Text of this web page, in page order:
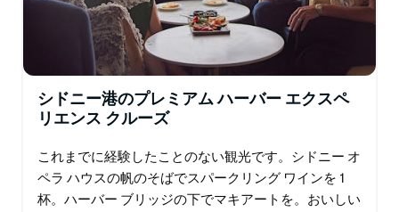
シドニー港のプレミアム ハーバー エクスペ
リエンス クルーズ
これまでに経験したことのない観光です。シドニー オ
ペラ ハウスの帆のそばでスパークリング ワインを 1
杯。ハーバー ブリッジの下でマキアートを。おいしい